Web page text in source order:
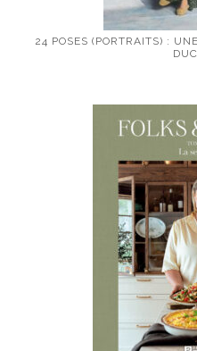
24 POSES (PORTRAITS) :